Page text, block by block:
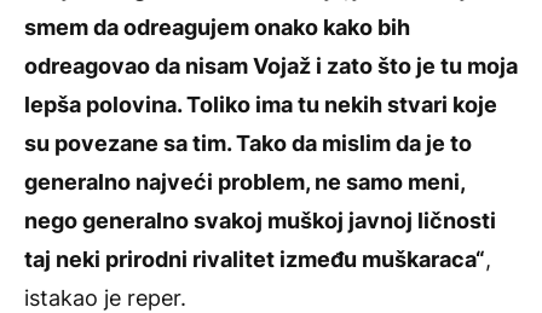
smem da odreagujem onako kako bih
odreagovao da nisam Vojaž i zato što je tu moja
lepša polovina. Toliko ima tu nekih stvari koje
su povezane sa tim. Tako da mislim da je to
generalno najveći problem, ne samo meni,
nego generalno svakoj muškoj javnoj ličnosti
taj neki prirodni rivalitet između muškaraca“,
istakao je reper.